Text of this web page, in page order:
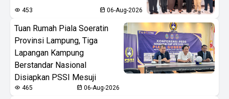
453 06-Aug-2026
Tuan Rumah Piala Soeratin
Provinsi Lampung, Tiga
Lapangan Kampung
Berstandar Nasional
Disiapkan PSSI Mesuji
465 06-Aug-2026